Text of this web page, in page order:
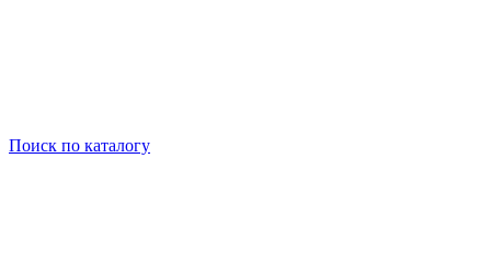
Поиск по каталогу